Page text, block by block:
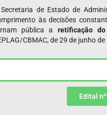
de Estado de
às decisões
pública a retificação
CBMAC, de 29 de junho
Edital